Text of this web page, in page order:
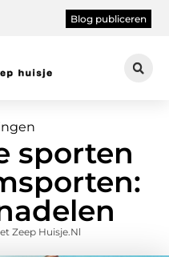
Blog publiceren
sporten
Zeep Huisje.nl